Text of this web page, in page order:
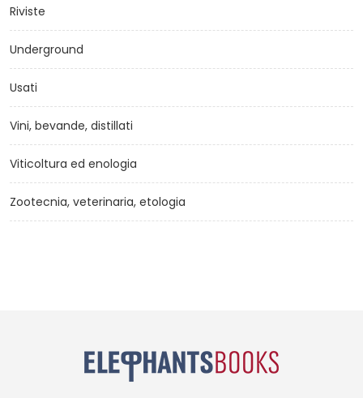
Riviste
Underground
Usati
Vini, bevande, distillati
Viticoltura ed enologia
Zootecnia, veterinaria, etologia